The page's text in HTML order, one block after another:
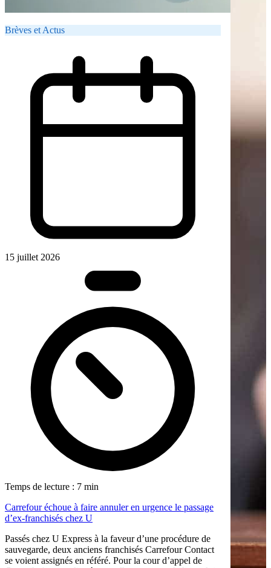
Brèves et Actus
15 juillet 2026
Temps de lecture : 7 min
Carrefour échoue à faire annuler en urgence le passage
d’ex-franchisés chez U
Passés chez U Express à la faveur d’une procédure de
sauvegarde, deux anciens franchisés Carrefour Contact
se voient assignés en référé. Pour la cour d’appel de